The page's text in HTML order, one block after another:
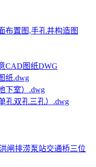
布置图,手孔井构造图
CAD图纸DWG
纸.dwg
下室）.dwg
孔双孔三孔）.dwg
闸排涝泵站交通桥三位